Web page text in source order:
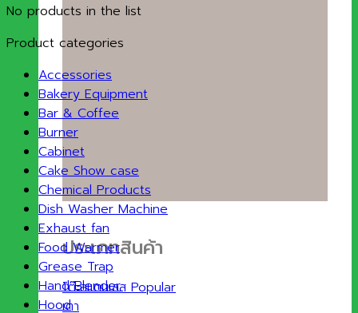
ประเภทสินค้า
โต๊ะสแตนเลส
เตา
No products in the list
Product categories
Accessories
Bakery Equipment
Bar & Coffee
Burner
Cabinet
Cake Show case
Chemical Products
Dish Washer Machine
Exhaust fan
Food Warmer
Grease Trap
Hand Blender
Hood